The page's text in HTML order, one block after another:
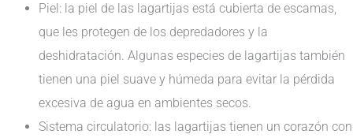
Piel: la piel de las lagartijas está cubierta de escamas,
que les protegen de los depredadores y la
deshidratación. Algunas especies de lagartijas también
tienen una piel suave y húmeda para evitar la pérdida
excesiva de agua en ambientes secos.
Sistema circulatorio: las lagartijas tienen un corazón con